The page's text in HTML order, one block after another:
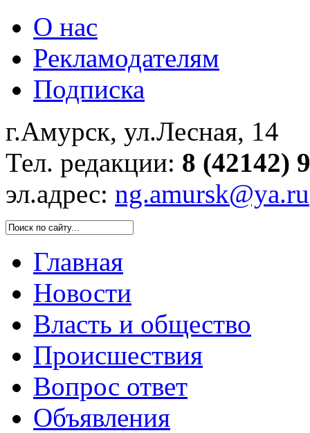
О нас
Рекламодателям
Подписка
г.Амурск, ул.Лесная, 14
Тел. редакции: 8 (42142)
эл.адрес: ng.amursk@ya.ru
Главная
Новости
Власть и общество
Происшествия
Вопрос ответ
Объявления